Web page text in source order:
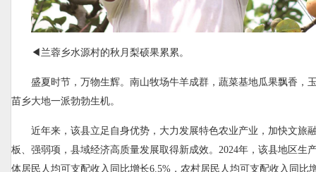
◀兰蓉乡水源村的秋月梨硕果累累。
盛夏时节，万物生辉。南山牧场牛羊成群，蔬菜基地瓜果飘香
苗乡大地一派勃勃生机。
近年来，该县立足自身优势，大力发展特色农业产业，加快文旅
板、强弱项，县域经济高质量发展取得新成效。2024年，该县地区生
体居民人均可支配收入同比增长6.5%，农村居民人均可支配收入同比